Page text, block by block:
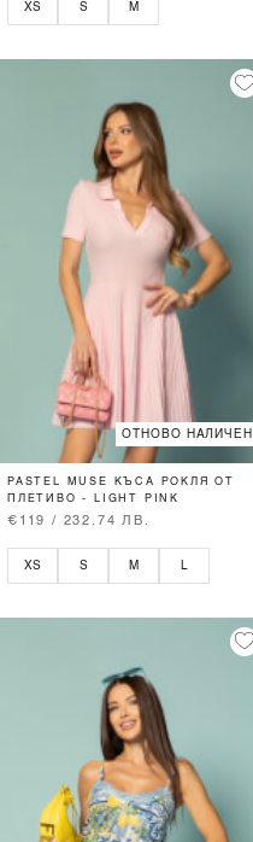
XS S M
ОТНОВО НАЛИЧЕН
PASTEL MUSE КЪСА РОКЛЯ ОТ
ПЛЕТИВО - LIGHT PINK
€119 / 232.74 ЛВ.
XS S M